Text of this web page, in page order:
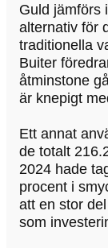
Guld jämförs
alternativ för
traditionella
Buiter
åtminstone
är knepigt
Ett annat
de totalt
2024 hade
procent i
att en stor
som